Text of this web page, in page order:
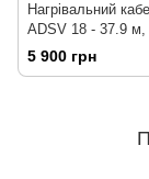
Нагрівальний
ADSV 18 - 37.9 м,
програмований
терморегулятор
5 900 грн